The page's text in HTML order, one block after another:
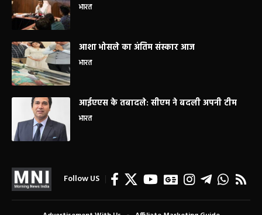
भारत
आशा भोसले का अंतिम संस्कार आज
भारत
आईएएस के तबादले: सीएम ने बदली अपनी टीम
भारत
Follow US